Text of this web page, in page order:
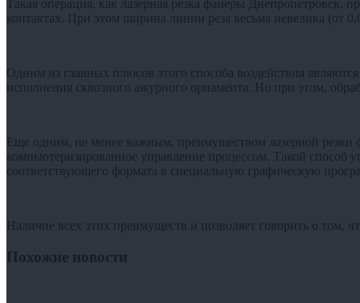
Такая операция, как лазерная резка фанеры Днепропетровск,
контактах. При этом ширина линии реза весьма невелика (от
Одним из главных плюсов этого способа воздействия
исполнения сквозного ажурного орнамента. Но при этом,
Еще одним, не менее важным, преимуществом лазерной резки
компьютеризированное управление процессом. Такой способ
соответствующего формата в специальную графическую
Наличие всех этих преимуществ и позволяет говорить о том,
Похожие новости